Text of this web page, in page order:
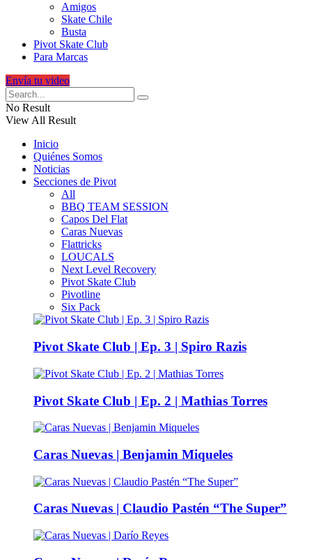
Amigos
Skate Chile
Busta
Pivot Skate Club
Para Marcas
Envía tu video
No Result
View All Result
Inicio
Quiénes Somos
Noticias
Secciones de Pivot
All
BBQ TEAM SESSION
Capos Del Flat
Caras Nuevas
Flattricks
LOUCALS
Next Level Recovery
Pivot Skate Club
Pivotline
Six Pack
Pivot Skate Club | Ep. 3 | Spiro Razis
Pivot Skate Club | Ep. 2 | Mathias Torres
Caras Nuevas | Benjamin Miqueles
Caras Nuevas | Claudio Pastén “The Super”